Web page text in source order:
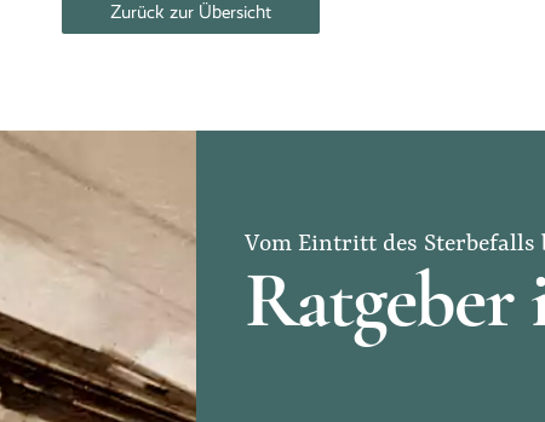
Zurück zur Übersicht
Vom Eintritt des Sterbefalls
Ratgeber